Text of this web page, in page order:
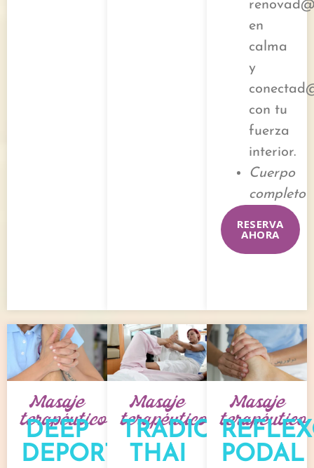
en
calma
y
con tu
fuerza
interior.
Cuerpo
completo
RESERVA
AHORA
Masaje
terapéutico
DEEP
DEPORTIVO
Masaje
terapéutico
TRADICIONAL
THAI
Masaje
terapéutico
PODAL